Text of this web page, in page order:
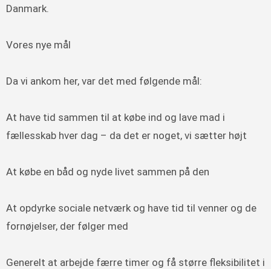
Danmark.
Vores nye mål
Da vi ankom her, var det med følgende mål:
At have tid sammen til at købe ind og lave mad i
fællesskab hver dag – da det er noget, vi sætter højt
At købe en båd og nyde livet sammen på den
At opdyrke sociale netværk og have tid til venner og de
fornøjelser, der følger med
Generelt at arbejde færre timer og få større fleksibilitet i